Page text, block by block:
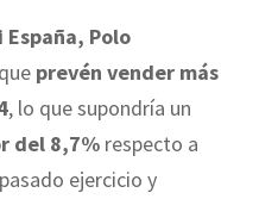
Polo
prevén vender más
, lo que supondría un
del 8,7% respecto a
ejercicio y